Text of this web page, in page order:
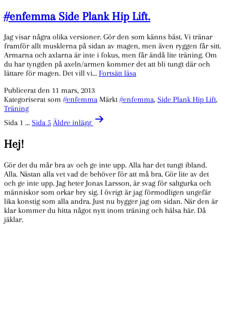
#enfemma Side Plank Hip Lift.
Jag visar några olika versioner. Gör den som känns bäst. Vi tränar
framför allt musklerna på sidan av magen, men även ryggen får sitt.
Armarna och axlarna är inte i fokus, men får ändå lite träning. Om
du har tyngden på axeln/armen kommer det att bli tungt där och
lättare för magen. Det vill vi… Fortsätt läsa#enfemma
Hip
Publicerat den 11 mars, 2013
Kategoriserat som#enfemma Märkt#enfemma, Side Plank Hip Lift,
Träning
Sidnumrering
inlägg
Sida 1 … Sida 5 Äldre inlägg
Hej!
Gör det du mår bra av och ge inte upp. Alla har det tungt ibland.
Alla. Nästan alla vet vad de behöver för att må bra. Gör lite av det
och ge inte upp. Jag heter Jonas Larsson, är svag för saltgurka och
människor som orkar bry sig. I övrigt är jag förmodligen ungefär
lika konstig som alla andra. Just nu bygger jag om sidan. När den är
klar kommer du hitta något nytt inom träning och hälsa här. Då
jäklar.